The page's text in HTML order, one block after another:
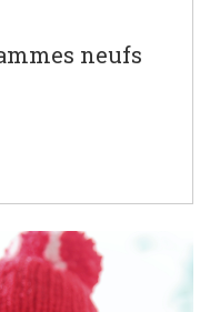
neufs